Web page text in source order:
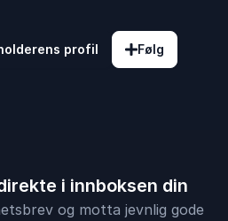
profil Følg
i innboksen din
og motta jevnlig gode